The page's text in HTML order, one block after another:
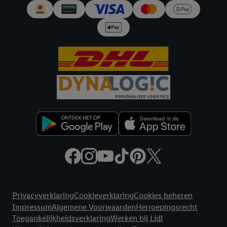
PrivacyverklaringCookieverklaringCookies beheren
ImpressumAlgemene VoorwaardenHerroepingsrecht
ToegankelijkheidsverklaringWerken bij Lidl
en Lidl-diensten, met behulp van jouw gehashte e-mailadres en
met eventuele andere identifiers of met identifiers waarover
Criteo S.A. beschikt, aan jou kunnen worden toegewezen.
vergelijkbare technieken en met welke verwerkingsdoeleinden
je instemt. Verder kan je er meer informatie vinden over de
gegevensverwerking.
Door te klikken op "Weigeren", kies je voor de optie dat er enkel
technisch noodzakelijke cookies en vergelijkbare technieken
worden gebruikt.
Door op "Akkoord" te klikken, stem je in met alle verwerkingen
voor alle bovengenoemde doeleinden. Meer informatie,
inclusief over de opslagperiode van de gegevens en je recht om
jouw toestemming op elk gewenst moment in te trekken, vind je
wij inzetten.